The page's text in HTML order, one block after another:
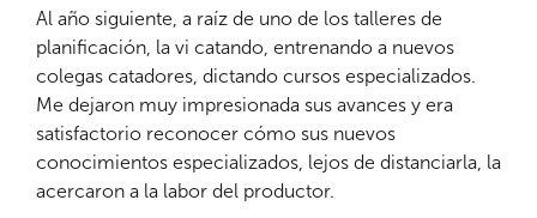
Al año siguiente, a raíz de uno de los talleres de
planificación, la vi catando, entrenando a nuevos
colegas catadores, dictando cursos especializados.
Me dejaron muy impresionada sus avances y era
satisfactorio reconocer cómo sus nuevos
conocimientos especializados, lejos de distanciarla, la
acercaron a la labor del productor.